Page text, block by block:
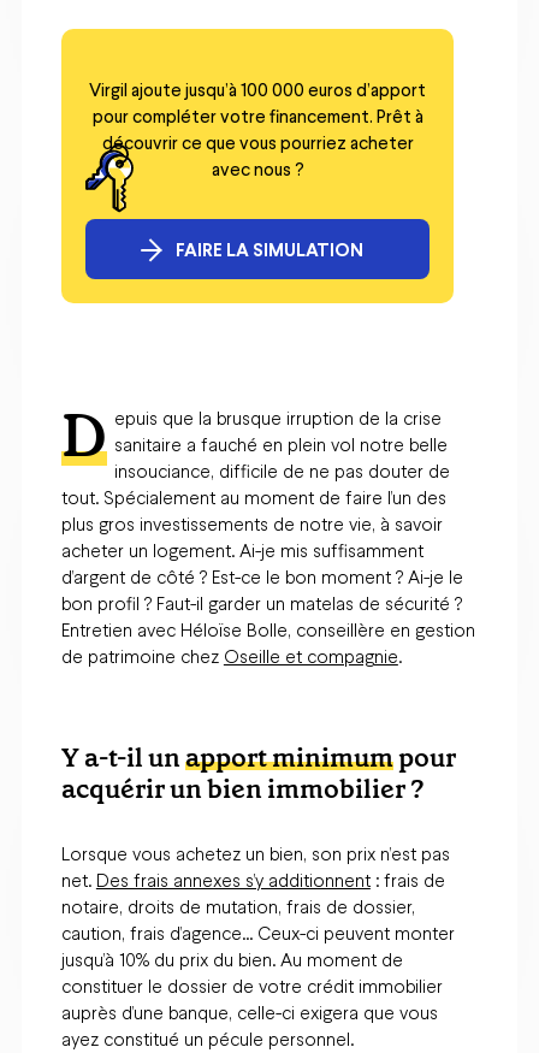
Virgil ajoute jusqu’à 100 000 euros d’apport
pour compléter votre financement. Prêt à
découvrir ce que vous pourriez acheter
avec nous ?
FAIRE LA SIMULATION
D epuis que la brusque irruption de la crise
sanitaire a fauché en plein vol notre belle
insouciance, difficile de ne pas douter de
tout. Spécialement au moment de faire l’un des
plus gros investissements de notre vie, à savoir
acheter un logement. Ai-je mis suffisamment
d’argent de côté ? Est-ce le bon moment ? Ai-je le
bon profil ? Faut-il garder un matelas de sécurité ?
Entretien avec Héloïse Bolle, conseillère en gestion
de patrimoine chez Oseille et compagnie.
Y a-t-il unapport minimumpour
acquérir un bien immobilier ?
Lorsque vous achetez un bien, son prix n’est pas
net. Des frais annexes s’y additionnent: frais de
notaire, droits de mutation, frais de dossier,
caution, frais d’agence… Ceux-ci peuvent monter
jusqu’à 10% du prix du bien. Au moment de
constituer le dossier de votre crédit immobilier
auprès d’une banque, celle-ci exigera que vous
ayez constitué un pécule personnel.